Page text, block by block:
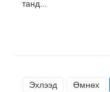
танд...
Эхлээд Өмнөх